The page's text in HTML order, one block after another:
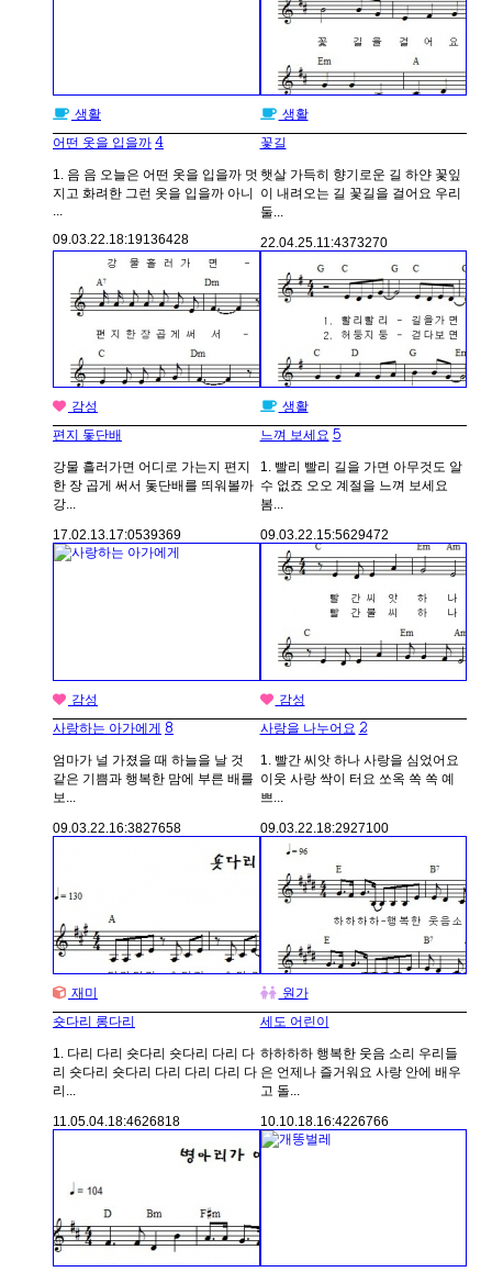
생활
어떤 옷을 입을까 4
1. 음 음 오늘은 어떤 옷을 입을까 멋
지고 화려한 그런 옷을 입을까 아니
09.03.22. 18:19136428
생활
꽃길
햇살 가득히 향기로운 길 하얀 꽃잎
이 내려오는 길 꽃길을 걸어요 우리
둘...
22.04.25. 11:4373270
감성
편지 돛단배
강물 흘러가면 어디로 가는지 편지
한 장 곱게 써서 돛단배를 띄워볼까
강...
17.02.13.17:0539369
생활
느껴 보세요 5
1. 빨리 빨리 길을 가면 아무것도 알
수 없죠 오오 계절을 느껴 보세요
봄...
09.03.22.15:5629472
감성
사랑하는 아가에게 8
엄마가 널 가졌을 때 하늘을 날 것
같은 기쁨과 행복한 맘에 부른 배를
보...
09.03.22.16:3827658
감성
사랑을 나누어요 2
1. 빨간 씨앗 하나 사랑을 심었어요
이웃 사랑 싹이 터요 쏘옥 쏙 쏙 예
쁘...
09.03.22.18:2927100
재미
숏다리 롱다리
1. 다리 다리 숏다리 숏다리 다리 다
리 숏다리 숏다리 다리 다리 다리 다
리...
11.05.04. 18:4626818
원가
세도 어린이
하하하하 행복한 웃음 소리 우리들
은 언제나 즐거워요 사랑 안에 배우
고 돌...
10.10.18. 16:4226766